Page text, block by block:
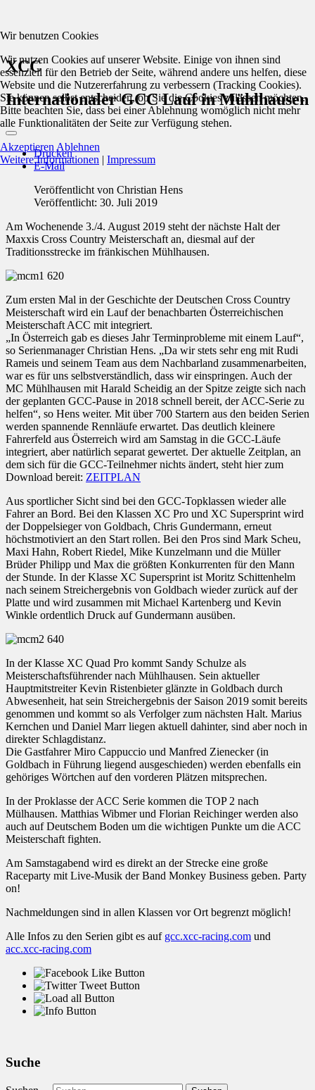
XCC
Internationaler GCC Lauf in Mühlhausen
Drucken
E-Mail
Veröffentlicht von Christian Hens
Veröffentlicht: 30. Juli 2019
Am Wochenende 3./4. August 2019 steht der nächste Halt der
Maxxis Cross Country Meisterschaft an, diesmal auf der
Traditionsstrecke im fränkischen Mühlhausen.
Zum ersten Mal in der Geschichte der Deutschen Cross Country
Meisterschaft wird ein Lauf der benachbarten Österreichischen
Meisterschaft ACC mit integriert.
„In Österreich gab es dieses Jahr Terminprobleme mit einem Lauf“,
so Serienmanager Christian Hens. „Da wir stets sehr eng mit Rudi
Rameis und seinem Team aus dem Nachbarland zusammenarbeiten,
war es für uns selbstverständlich, dass wir einspringen. Auch der
MC Mühlhausen mit Harald Scheidig an der Spitze zeigte sich nach
der geplanten GCC-Pause in 2018 schnell bereit, der ACC-Serie zu
helfen“, so Hens weiter. Mit über 700 Startern aus den beiden Serien
werden spannende Rennläufe erwartet. Das deutlich kleinere
Fahrerfeld aus Österreich wird am Samstag in die GCC-Läufe
integriert, aber natürlich separat gewertet. Der aktuelle Zeitplan, an
dem sich für die GCC-Teilnehmer nichts ändert, steht hier zum
Download bereit: ZEITPLAN
Aus sportlicher Sicht sind bei den GCC-Topklassen wieder alle
Fahrer an Bord. Bei den Klassen XC Pro und XC Supersprint wird
der Doppelsieger von Goldbach, Chris Gundermann, erneut
höchstmotiviert an den Start rollen. Bei den Pros sind Mark Scheu,
Maxi Hahn, Robert Riedel, Mike Kunzelmann und die Müller
Brüder Philipp und Max die größten Konkurrenten für den Mann
der Stunde. In der Klasse XC Supersprint ist Moritz Schittenhelm
nach seinem Streichergebnis von Goldbach wieder zurück auf der
Platte und wird zusammen mit Michael Kartenberg und Kevin
Winkle ordentlich Druck auf Gundermann ausüben.
In der Klasse XC Quad Pro kommt Sandy Schulze als
Meisterschaftsführender nach Mühlhausen. Sein aktueller
Hauptmitstreiter Kevin Ristenbieter glänzte in Goldbach durch
Abwesenheit, hat sein Streichergebnis der Saison 2019 somit bereits
genommen und kommt so als Verfolger zum nächsten Halt. Marius
Kernchen und Daniel Marr liegen aktuell dahinter, sind aber noch in
direkter Schlagdistanz.
Die Gastfahrer Miro Cappuccio und Manfred Zienecker (in
Goldbach in Führung liegend ausgeschieden) werden ebenfalls ein
gehöriges Wörtchen auf den vorderen Plätzen mitsprechen.
In der Proklasse der ACC Serie kommen die TOP 2 nach
Mülhausen. Matthias Wibmer und Florian Reichinger werden also
auch auf Deutschem Boden um die wichtigen Punkte um die ACC
Meisterschaft fighten.
Am Samstagabend wird es direkt an der Strecke eine große
Raceparty mit Live-Musik der Band Monkey Business geben. Party
on!
Nachmeldungen sind in allen Klassen vor Ort begrenzt möglich!
Alle Infos zu den Serien gibt es auf gcc.xcc-racing.com und
acc.xcc-racing.com
Suche
Wir benutzen Cookies
Wir nutzen Cookies auf unserer Website. Einige von ihnen sind
essenziell für den Betrieb der Seite, während andere uns helfen, diese
Website und die Nutzererfahrung zu verbessern (Tracking Cookies).
Sie können selbst entscheiden, ob Sie die Cookies zulassen möchten.
Bitte beachten Sie, dass bei einer Ablehnung womöglich nicht mehr
alle Funktionalitäten der Seite zur Verfügung stehen.
Akzeptieren Ablehnen
Weitere Informationen | Impressum